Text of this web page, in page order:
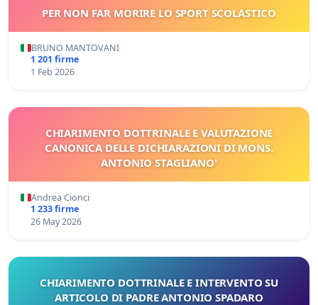
PER NON FAR MORIRE LO SPORT SCOLASTICO
BRUNO MANTOVANI
1 201 firme
1 Feb 2026
CHIARIMENTO DOTTRINALE E VALUTAZIONE
CANONICA DELLE DICHIARAZIONI DI MONS.
ANTONIO STAGLIANO'
Andrea Cionci
1 233 firme
26 May 2026
CHIARIMENTO DOTTRINALE E INTERVENTO SU
ARTICOLO DI PADRE ANTONIO SPADARO